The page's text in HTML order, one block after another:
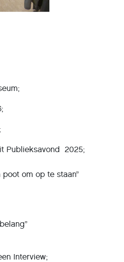
films uit
om op te staan”
belang”
Interview;